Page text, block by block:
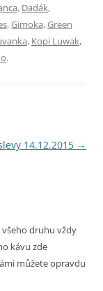
, Dadák,
,Gimoka,Green
, Kopi Luwak,
.
14.12.2015 →
všeho druhu vždy
kávu zde
můžete opravdu